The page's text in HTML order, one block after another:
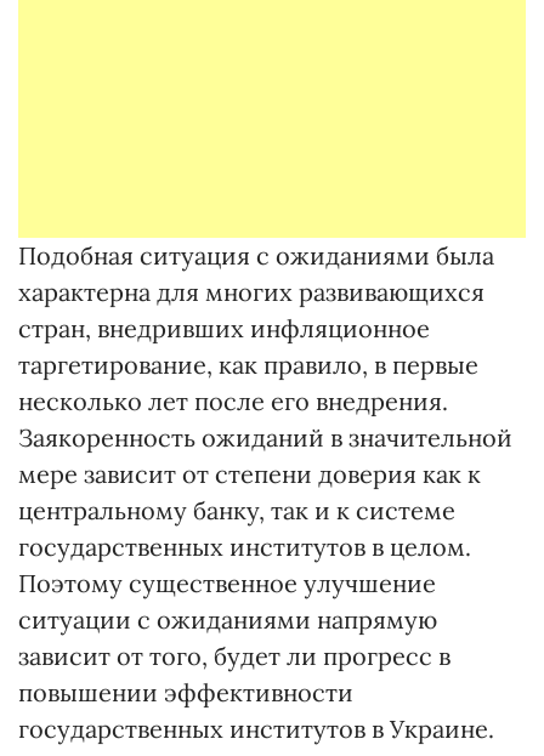
Подобная ситуация с ожиданиями была
характерна для многих развивающихся
стран, внедривших инфляционное
таргетирование, как правило, в первые
несколько лет после его внедрения.
Заякоренность ожиданий в значительной
мере зависит от степени доверия как к
центральному банку, так и к системе
государственных институтов в целом.
Поэтому существенное улучшение
ситуации с ожиданиями напрямую
зависит от того, будет ли прогресс в
повышении эффективности
государственных институтов в Украине.